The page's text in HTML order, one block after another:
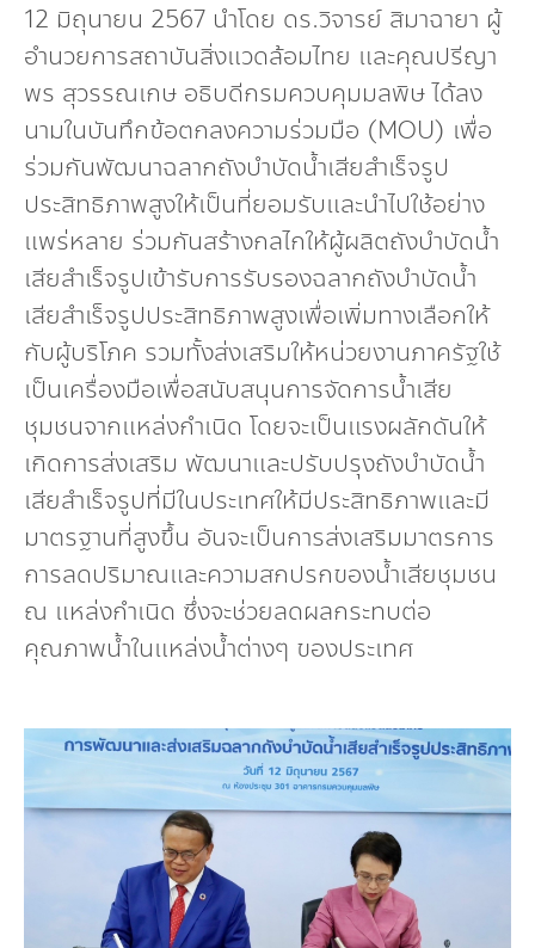
12 มิถุนายน 2567 นำโดย ดร.วิจารย์ สิมาฉายา ผู้
อำนวยการสถาบันสิ่งแวดล้อมไทย และคุณปรีญา
พร สุวรรณเกษ อธิบดีกรมควบคุมมลพิษ ได้ลง
นามในบันทึกข้อตกลงความร่วมมือ (MOU) เพื่อ
ร่วมกันพัฒนาฉลากถังบำบัดน้ำเสียสำเร็จรูป
ประสิทธิภาพสูงให้เป็นที่ยอมรับและนำไปใช้อย่าง
แพร่หลาย ร่วมกันสร้างกลไกให้ผู้ผลิตถังบำบัดน้ำ
เสียสำเร็จรูปเข้ารับการรับรองฉลากถังบำบัดน้ำ
เสียสำเร็จรูปประสิทธิภาพสูงเพื่อเพิ่มทางเลือกให้
กับผู้บริโภค รวมทั้งส่งเสริมให้หน่วยงานภาครัฐใช้
เป็นเครื่องมือเพื่อสนับสนุนการจัดการน้ำเสีย
ชุมชนจากแหล่งกำเนิด โดยจะเป็นแรงผลักดันให้
เกิดการส่งเสริม พัฒนาและปรับปรุงถังบำบัดน้ำ
เสียสำเร็จรูปที่มีในประเทศให้มีประสิทธิภาพและมี
มาตรฐานที่สูงขึ้น อันจะเป็นการส่งเสริมมาตรการ
การลดปริมาณและความสกปรกของน้ำเสียชุมชน
ณ แหล่งกำเนิด ซึ่งจะช่วยลดผลกระทบต่อ
คุณภาพน้ำในแหล่งน้ำต่างๆ ของประเทศ